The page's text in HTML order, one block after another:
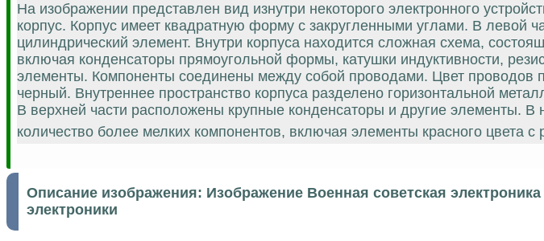
На изображении представлен вид изнутри некоторого электронного
корпус. Корпус имеет квадратную форму с закругленными углами. В левой
цилиндрический элемент. Внутри корпуса находится сложная схема,
включая конденсаторы прямоугольной формы, катушки индуктивности,
элементы. Компоненты соединены между собой проводами. Цвет проводов
черный. Внутреннее пространство корпуса разделено горизонтальной
В верхней части расположены крупные конденсаторы и другие элементы. В
количество более мелких компонентов, включая элементы красного цвета с
Описание изображения: Изображение Военная советская
электроники